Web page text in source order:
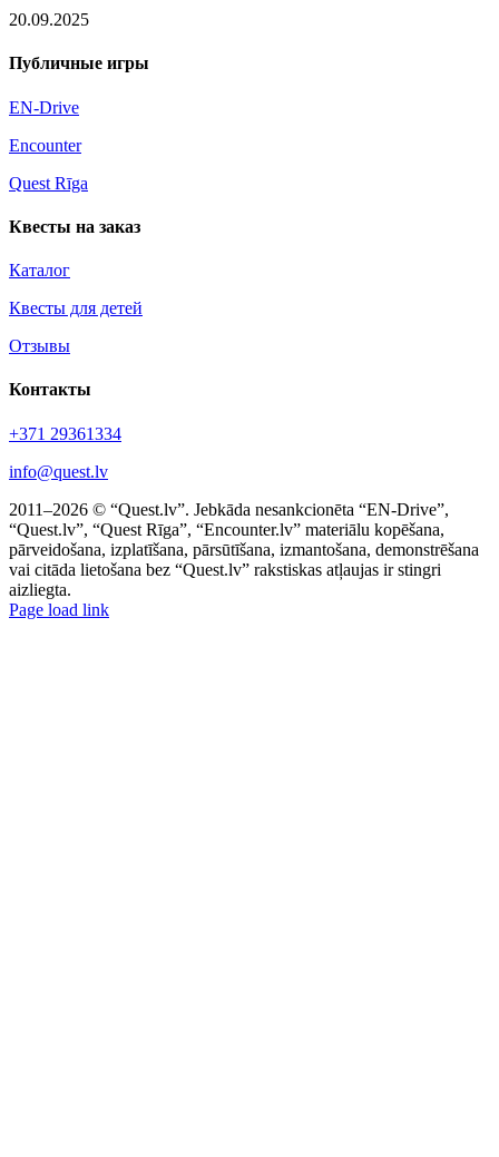
20.09.2025
Публичные игры
EN-Drive
Encounter
Quest Rīga
Квесты на заказ
Каталог
Квесты для детей
Отзывы
Контакты
+371 29361334
info@quest.lv
2011–2026 © “Quest.lv”. Jebkāda nesankcionēta “EN-Drive”,
“Quest.lv”, “Quest Rīga”, “Encounter.lv” materiālu kopēšana,
pārveidošana, izplatīšana, pārsūtīšana, izmantošana, demonstrēšana
vai citāda lietošana bez “Quest.lv” rakstiskas atļaujas ir stingri
aizliegta.
Facebook
Instagram
Threads
X
Telegram
Page load link